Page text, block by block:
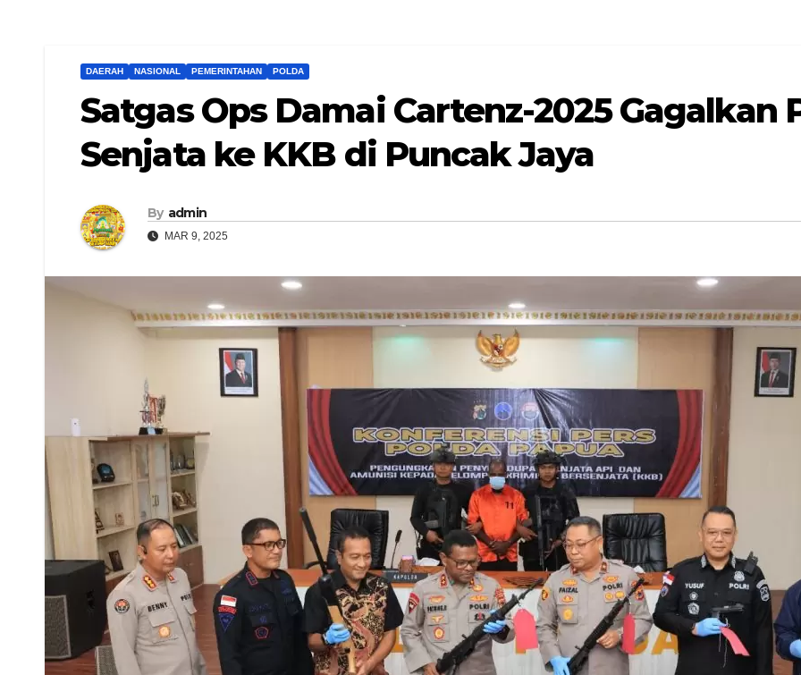
DAERAH NASIONAL PEMERINTAHAN POLDA
Satgas Ops Damai Cartenz-2025 Gagalkan
Senjata ke KKB di Puncak Jaya
By admin
MAR 9, 2025